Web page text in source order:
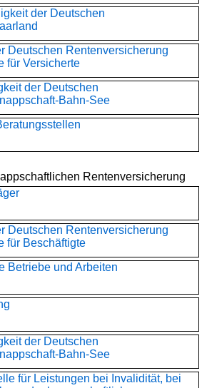
der Deutschen
Deutschen Rentenversicherung
für Versicherte
der Deutschen
Bahn-See
Rentenversicherung
Deutschen Rentenversicherung
für Beschäftigte
Betriebe und Arbeiten
der Deutschen
Bahn-See
für Leistungen bei Invalidität, bei